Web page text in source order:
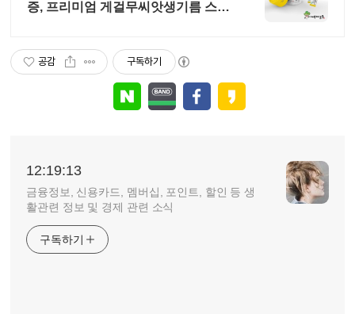
증, 프리미엄 게걸무씨앗생기름 스틱
공감 구독하기
12:19:13
금융정보, 신용카드, 멤버십, 포인트, 할인 등 생
활관련 정보 및 경제 관련 소식
구독하기